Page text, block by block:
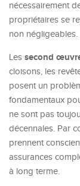
nécessairement
propriétaires se
non négligeables.
Les second
cloisons, les
posent un
fondamentaux
ne sont pas
décennales. Par
prennent
assurances
à long terme.